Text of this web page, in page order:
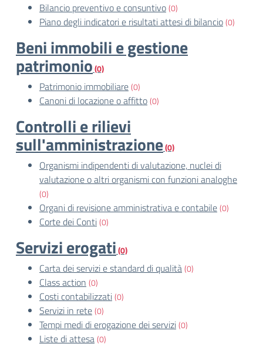
Bilancio preventivo e consuntivo(0)
Piano degli indicatori e risultati attesi di bilancio(0)
Beni immobili e gestione
patrimonio(0)
Patrimonio immobiliare(0)
Canoni di locazione o affitto(0)
Controlli e rilievi
sull'amministrazione(0)
Organismi indipendenti di valutazione, nuclei di
valutazione o altri organismi con funzioni analoghe
(0)
Organi di revisione amministrativa e contabile(0)
Corte dei Conti(0)
Servizi erogati(0)
Carta dei servizi e standard di qualità(0)
Class action (0)
Costi contabilizzati(0)
Servizi in rete(0)
Tempi medi di erogazione dei servizi(0)
Liste di attesa(0)